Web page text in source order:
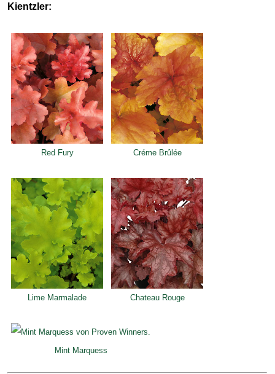
Kientzler:
Red Fury Créme Brûlée
Lime Marmalade Chateau Rouge
Mint Marquess